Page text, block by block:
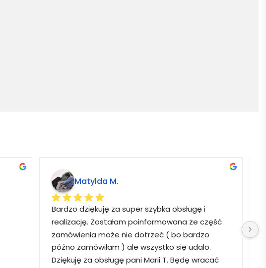
Matylda M.
Bardzo dziękuję za super szybka obsługę i
realizację. Zostałam poinformowana że część
zamówienia może nie dotrzeć ( bo bardzo
późno zamówiłam ) ale wszystko się udalo.
Dziękuję za obsługę pani Marii T. Będę wracać